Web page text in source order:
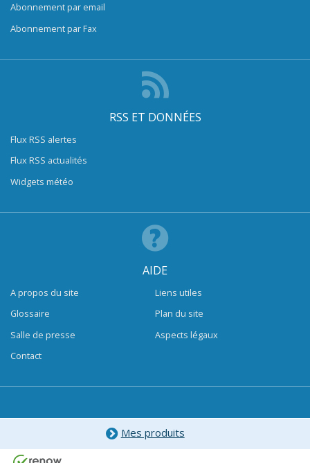
Abonnement par email
Abonnement par Fax
RSS ET DONNÉES
Flux RSS alertes
Flux RSS actualités
Widgets météo
AIDE
A propos du site
Glossaire
Salle de presse
Contact
Liens utiles
Plan du site
Aspects légaux
Mes produits